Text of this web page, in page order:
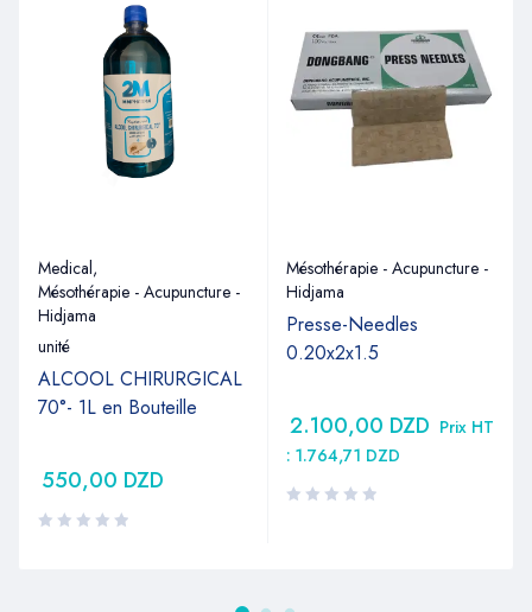
Medical,
Mésothérapie - Acupuncture -
Hidjama
unité
ALCOOL CHIRURGICAL
70°- 1L en Bouteille
550,00 DZD
Mésothérapie - Acupuncture -
Hidjama
Presse-Needles
0.20x2x1.5
2.100,00 DZD Prix HT
: 1.764,71 DZD